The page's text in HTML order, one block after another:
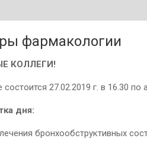
фармакологии
КОЛЛЕГИ!
27.02.2019 г. в 16.30
дня:
бронхообструктивных